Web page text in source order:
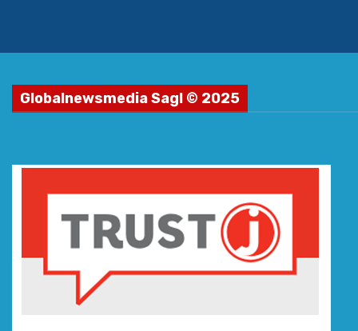
Globalnewsmedia Sagl © 2025